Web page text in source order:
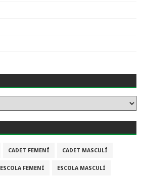
CADET FEMENÍ CADET MASCULÍ
ESCOLA FEMENÍ ESCOLA MASCULÍ